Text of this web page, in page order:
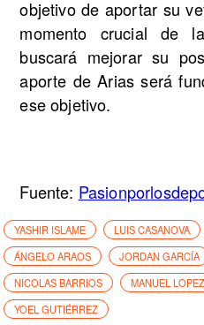
objetivo de aportar su
momento crucial de
buscará mejorar su
aporte de Arias será
ese objetivo.
Fuente:
YASHIR ISLAME LUIS CASANOVA
ÁNGELO ARAOS
JORDAN GARCÍA
NICOLAS BARRIOS
MANUEL LOPEZ
YOEL GUTIÉRREZ